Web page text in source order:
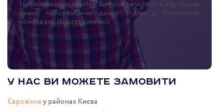
Натискаючи на кнопку, Ви погоджуєтесь з обробкою
ваших персональних даних згідно з Політикою
конфіденційності компанії
У нас ви можете замовити
Євровікна у районах Києва